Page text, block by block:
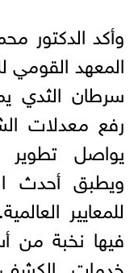
وأكد الدكتور
المعهد القومي
سرطان الثدي
رفع معدلات
يواصل تطوير
ويطبق أحدث
للمعايير
فيها نخبة من
خدمات الكشف